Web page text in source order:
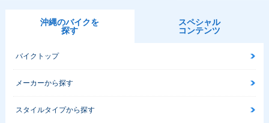
沖縄のバイクを
探す
スペシャル
コンテンツ
バイクトップ
メーカーから探す
スタイルタイプから探す